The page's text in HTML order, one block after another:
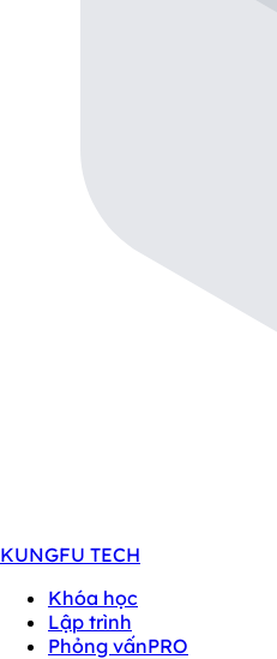
KUNGFU TECH
Khóa học
Lập trình
Phỏng vấnPRO